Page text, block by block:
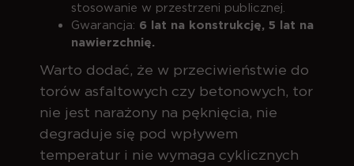
stosowanie w przestrzeni publicznej.
Gwarancja: 6 lat na konstrukcję, 5 lat na
nawierzchnię.
Warto dodać, że w przeciwieństwie do
torów asfaltowych czy betonowych, tor
nie jest narażony na pęknięcia, nie
degraduje się pod wpływem
temperatur i nie wymaga cyklicznych